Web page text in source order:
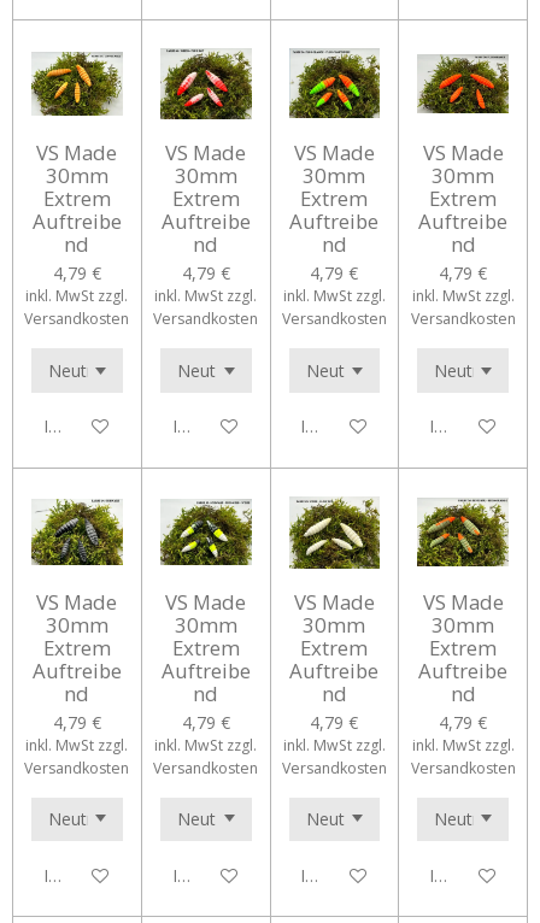
VS Made
30mm
Extrem
Auftreibe
nd
4,79 €
inkl. MwSt zzgl.
Versandkosten
In den Warenkorb
VS Made
30mm
Extrem
Auftreibe
nd
4,79 €
inkl. MwSt zzgl.
Versandkosten
In den Warenkorb
VS Made
30mm
Extrem
Auftreibe
nd
4,79 €
inkl. MwSt zzgl.
Versandkosten
In den Warenkorb
VS Made
30mm
Extrem
Auftreibe
nd
4,79 €
inkl. MwSt zzgl.
Versandkosten
In den
VS Made
30mm
Extrem
Auftreibe
nd
4,79 €
inkl. MwSt zzgl.
Versandkosten
In den Warenkorb
VS Made
30mm
Extrem
Auftreibe
nd
4,79 €
inkl. MwSt zzgl.
Versandkosten
In den Warenkorb
VS Made
30mm
Extrem
Auftreibe
nd
4,79 €
inkl. MwSt zzgl.
Versandkosten
In den Warenkorb
VS Made
30mm
Extrem
Auftreibe
nd
4,79 €
inkl. MwSt zzgl.
Versandkosten
In den